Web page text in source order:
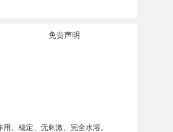
免责声明
。稳定、无刺激、完全水溶。